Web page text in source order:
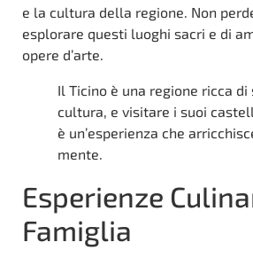
e la cultura della regione. Non
esplorare questi luoghi sacri e di
opere d’arte.
Il Ticino è una regione ricca di
cultura, e visitare i suoi
è un’esperienza che
mente.
Esperienze
Famiglia